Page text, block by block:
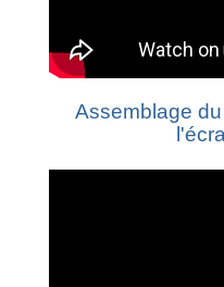
Assemblage